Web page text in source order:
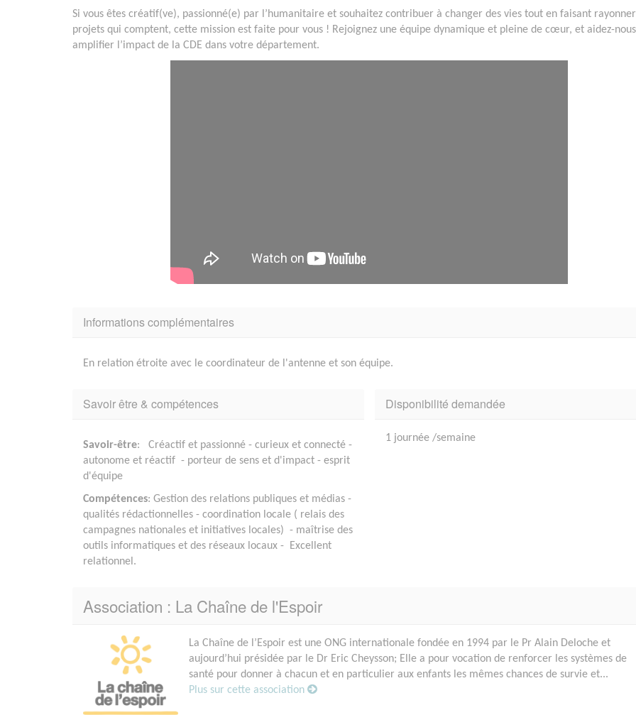
Si vous êtes créatif(ve), passionné(e) par l’humanitaire et souhaitez contribuer à changer des vies tout en faisant
projets qui comptent, cette mission est faite pour vous ! Rejoignez une équipe dynamique et pleine de cœur, et aidez-
amplifier l’impact de la CDE dans votre département.
Informations complémentaires
En relation étroite avec le coordinateur de l'antenne et son équipe.
Savoir être & compétences
Savoir-être: Créactif et passionné - curieux et connecté -
autonome et réactif - porteur de sens et d'impact - esprit
d'équipe
Compétences: Gestion des relations publiques et médias -
qualités rédactionnelles - coordination locale ( relais des
campagnes nationales et initiatives locales) - maîtrise des
outils informatiques et des réseaux locaux - Excellent
relationnel.
Disponibilité demandée
1 journée /semaine
Association : La Chaîne de l'Espoir
La Chaîne de l’Espoir est une ONG internationale fondée en 1994 par le Pr Alain Deloche et
aujourd’hui présidée par le Dr Eric Cheysson; Elle a pour vocation de renforcer les systèmes de
santé pour donner à chacun et en particulier aux enfants les mêmes chances de survie et...
Plus sur cette association